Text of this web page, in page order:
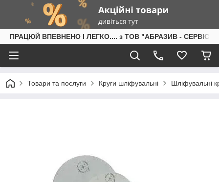
ПРАЦЮЙ ВПЕВНЕНО І ЛЕГКО.... з ТОВ "АБРАЗИВ - СЕРВІС"
Товари та послуги Круги шліфувальні Шліфувальні